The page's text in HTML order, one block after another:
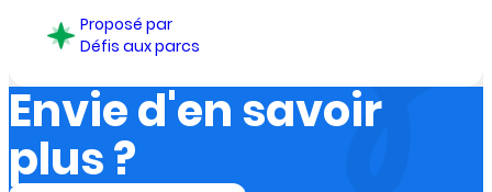
Proposé par
Défis aux parcs
Envie d'en savoir
plus ?